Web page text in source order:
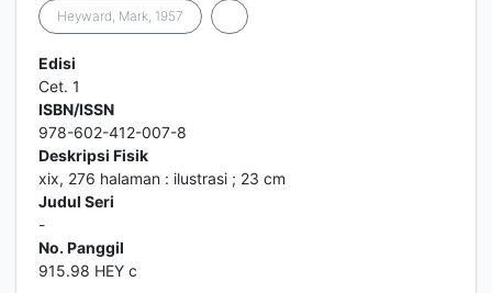
Heyward, Mark, 1957
Edisi
Cet. 1
ISBN/ISSN
978-602-412-007-8
Deskripsi Fisik
xix, 276 halaman : ilustrasi ; 23 cm
Judul Seri
-
No. Panggil
915.98 HEY c